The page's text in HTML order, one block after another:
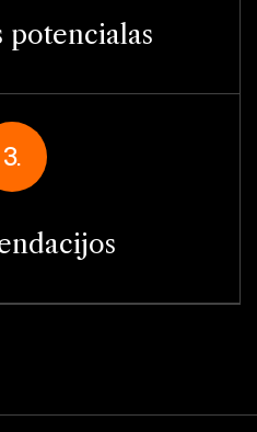
potencialas
3.